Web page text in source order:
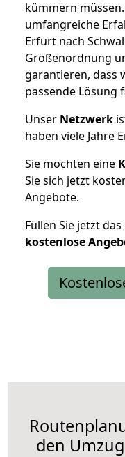
kümmern
umfangreiche
Erfurt nach
Größenordnung
garantieren, dass
passende Lösung
Unser Netzwerk
haben viele Jahre
Sie möchten eine
Sie sich jetzt
Angebote.
Füllen Sie jetzt
kostenlose
den